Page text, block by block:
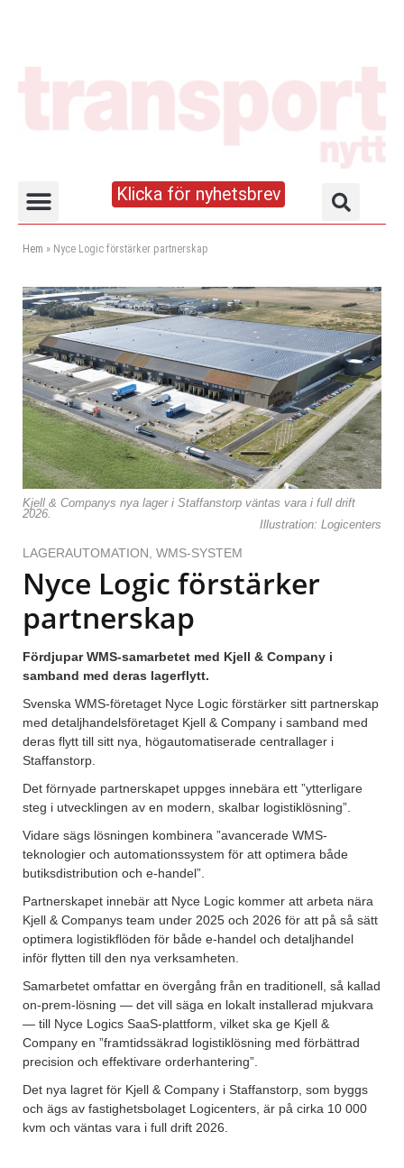
Klicka för nyhetsbrev
Hem » Nyce Logic förstärker partnerskap
Kjell & Companys nya lager i Staffanstorp väntas vara i full drift
2026.
Illustration: Logicenters
LAGERAUTOMATION WMS-SYSTEM
Nyce Logic förstärker
partnerskap
Fördjupar WMS-samarbetet med Kjell & Company i
samband med deras lagerflytt.
Svenska WMS-företaget Nyce Logic förstärker sitt partnerskap
med detaljhandelsföretaget Kjell & Company i samband med
deras flytt till sitt nya, högautomatiserade centrallager i
Staffanstorp.
Det förnyade partnerskapet uppges innebära ett ”ytterligare
steg i utvecklingen av en modern, skalbar logistiklösning”.
Vidare sägs lösningen kombinera ”avancerade WMS-
teknologier och automationssystem för att optimera både
butiksdistribution och e-handel”.
Partnerskapet innebär att Nyce Logic kommer att arbeta nära
Kjell & Companys team under 2025 och 2026 för att på så sätt
optimera logistikflöden för både e-handel och detaljhandel
inför flytten till den nya verksamheten.
Samarbetet omfattar en övergång från en traditionell, så kallad
on-prem-lösning — det vill säga en lokalt installerad mjukvara
— till Nyce Logics SaaS-plattform, vilket ska ge Kjell &
Company en ”framtidssäkrad logistiklösning med förbättrad
precision och effektivare orderhantering”.
Det nya lagret för Kjell & Company i Staffanstorp, som byggs
och ägs av fastighetsbolaget Logicenters, är på cirka 10 000
kvm och väntas vara i full drift 2026.